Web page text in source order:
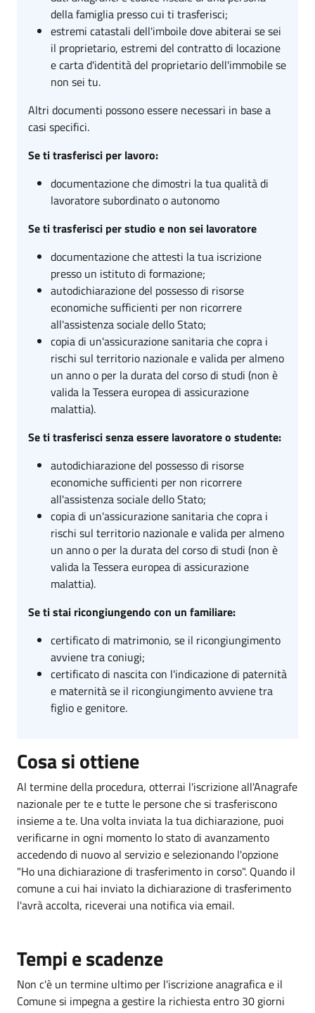
della famiglia presso cui ti trasferisci;
estremi catastali dell'imboile dove abiterai se sei
il proprietario, estremi del contratto di locazione
e carta d'identità del proprietario dell'immobile se
non sei tu.
Altri documenti possono essere necessari in base a
casi specifici.
Se ti trasferisci per lavoro:
documentazione che dimostri la tua qualità di
lavoratore subordinato o autonomo
Se ti trasferisci per studio e non sei lavoratore
documentazione che attesti la tua iscrizione
presso un istituto di formazione;
autodichiarazione del possesso di risorse
economiche sufficienti per non ricorrere
all'assistenza sociale dello Stato;
copia di un'assicurazione sanitaria che copra i
rischi sul territorio nazionale e valida per almeno
un anno o per la durata del corso di studi (non è
valida la Tessera europea di assicurazione
malattia).
Se ti trasferisci senza essere lavoratore o studente:
autodichiarazione del possesso di risorse
economiche sufficienti per non ricorrere
all'assistenza sociale dello Stato;
copia di un'assicurazione sanitaria che copra i
rischi sul territorio nazionale e valida per almeno
un anno o per la durata del corso di studi (non è
valida la Tessera europea di assicurazione
malattia).
Se ti stai ricongiungendo con un familiare:
certificato di matrimonio, se il ricongiungimento
avviene tra coniugi;
certificato di nascita con l'indicazione di paternità
e maternità se il ricongiungimento avviene tra
figlio e genitore.
Cosa si ottiene
Al termine della procedura, otterrai l'iscrizione all'Anagrafe
nazionale per te e tutte le persone che si trasferiscono
insieme a te. Una volta inviata la tua dichiarazione, puoi
verificarne in ogni momento lo stato di avanzamento
accedendo di nuovo al servizio e selezionando l'opzione
"Ho una dichiarazione di trasferimento in corso". Quando il
comune a cui hai inviato la dichiarazione di trasferimento
l'avrà accolta, riceverai una notifica via email.
Tempi e scadenze
Non c'è un termine ultimo per l'iscrizione anagrafica e il
Comune si impegna a gestire la richiesta entro 30 giorni